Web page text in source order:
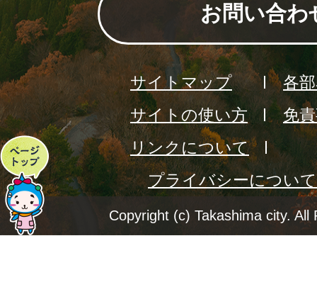
ペ
ー
ジ
お問い合わ
サイトマップ
各
サイトの使い方
免
リンクについて
プライバシーについて
Copyright (c) Takashima city. All